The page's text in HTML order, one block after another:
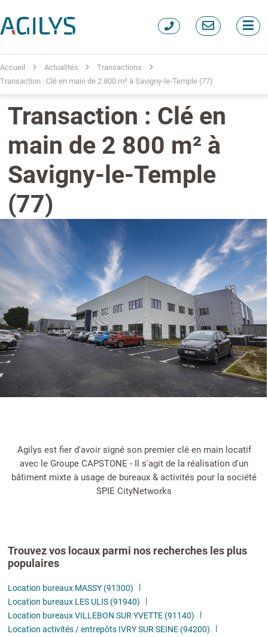
Accueil Actualités
Transactions
Transaction : Clé en main de 2 800 m² à Savigny-le-Temple (77)
Transaction : Clé en
main de 2 800 m² à
Savigny-le-Temple
(77)
Agilys est fier d'avoir signé son premier clé en main locatif
avec le Groupe CAPSTONE - Il s'agit de la réalisation d'un
bâtiment mixte à usage de bureaux & activités pour la société
SPIE CityNetworks
Trouvez vos locaux parmi nos recherches les plus
populaires
Location bureaux MASSY (91300)
Location bureaux LES ULIS (91940)
Location bureaux VILLEBON SUR YVETTE (91140)
Location activités / entrepôts IVRY SUR SEINE (94200)